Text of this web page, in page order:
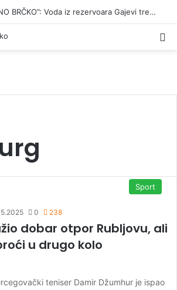
JP “KOMUNALNO BRČKO”: Voda iz rezervoara Gajevi trenutno nije za piće
Sport
0 238
dobar otpor Rubljovu, ali
u drugo kolo
teniser Damir Džumhur je ispao